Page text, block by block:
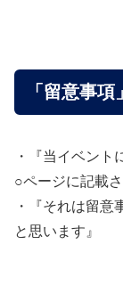
「留意事
・『当イベン
○ページに記載さ
・『それは留
と思います』